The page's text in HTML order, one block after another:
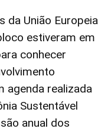
da União Europeia
estiveram em
conhecer
agenda realizada
Sustentável
anual dos